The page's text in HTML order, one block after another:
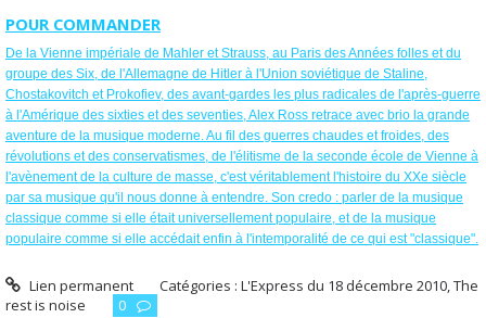
POUR COMMANDER
De la Vienne impériale de Mahler et Strauss, au Paris des Années folles et du
groupe des Six, de l'Allemagne de Hitler à l'Union soviétique de Staline,
Chostakovitch et Prokofiev, des avant-gardes les plus radicales de l'après-guerre
à l'Amérique des sixties et des seventies, Alex Ross retrace avec brio la grande
aventure de la musique moderne. Au fil des guerres chaudes et froides, des
révolutions et des conservatismes, de l'élitisme de la seconde école de Vienne à
l'avènement de la culture de masse, c'est véritablement l'histoire du XXe siècle
par sa musique qu'il nous donne à entendre. Son credo : parler de la musique
classique comme si elle était universellement populaire, et de la musique
populaire comme si elle accédait enfin à l'intemporalité de ce qui est "classique".
Lien permanent Catégories :L'Express du 18 décembre 2010,The
rest is noise
0